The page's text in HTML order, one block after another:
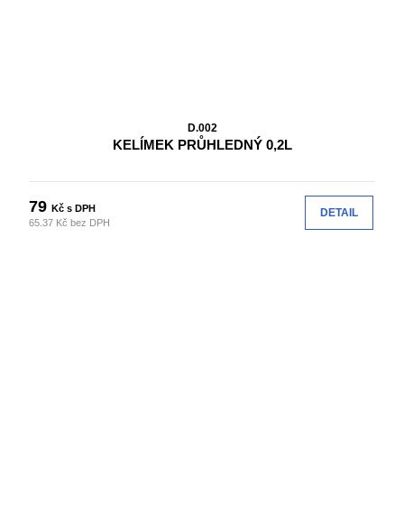
D.002
KELÍMEK PRŮHLEDNÝ 0,2L
79Kč s DPH
65.37 Kč bez DPH
DETAIL